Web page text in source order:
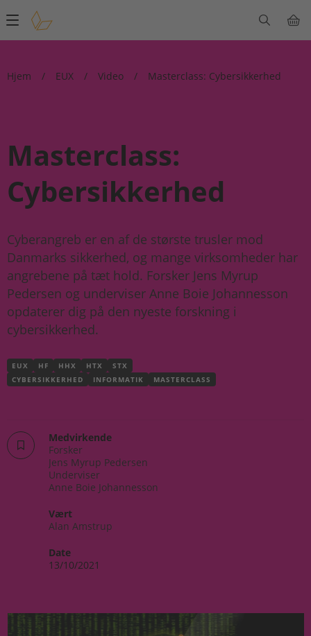
Main
navigation
Hjem / EUX / Video / Masterclass: Cybersikkerhed
Masterclass:
Cybersikkerhed
EUX HF HHX HTX
STX
CYBERSIKKERHED
INFORMATIK MASTERCLASS
Cyberangreb er en af de største trusler mod
Danmarks sikkerhed, og mange virksomheder har
angrebene på tæt hold. Forsker Jens Myrup
Pedersen og underviser Anne Boie Johannesson
opdaterer dig på den nyeste forskning i
cybersikkerhed.
Medvirkende
Forsker
Jens Myrup Pedersen
Underviser
Anne Boie Johannesson
Vært
Alan Amstrup
Date
13/10/2021